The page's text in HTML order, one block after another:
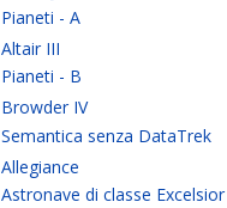
Pianeti - A
Altair III
Pianeti - B
Browder IV
Semantica senza DataTrek
Allegiance
Astronave di classe Excelsior